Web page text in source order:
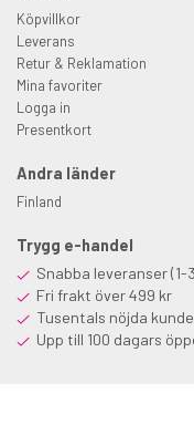
Köpvillkor
Leverans
Retur & Reklamation
Mina favoriter
Logga in
Presentkort
Andra länder
Finland
Trygg e-handel
Snabba leveranser (1-
Fri frakt över 499 kr
Tusentals nöjda
Upp till 100 dagars